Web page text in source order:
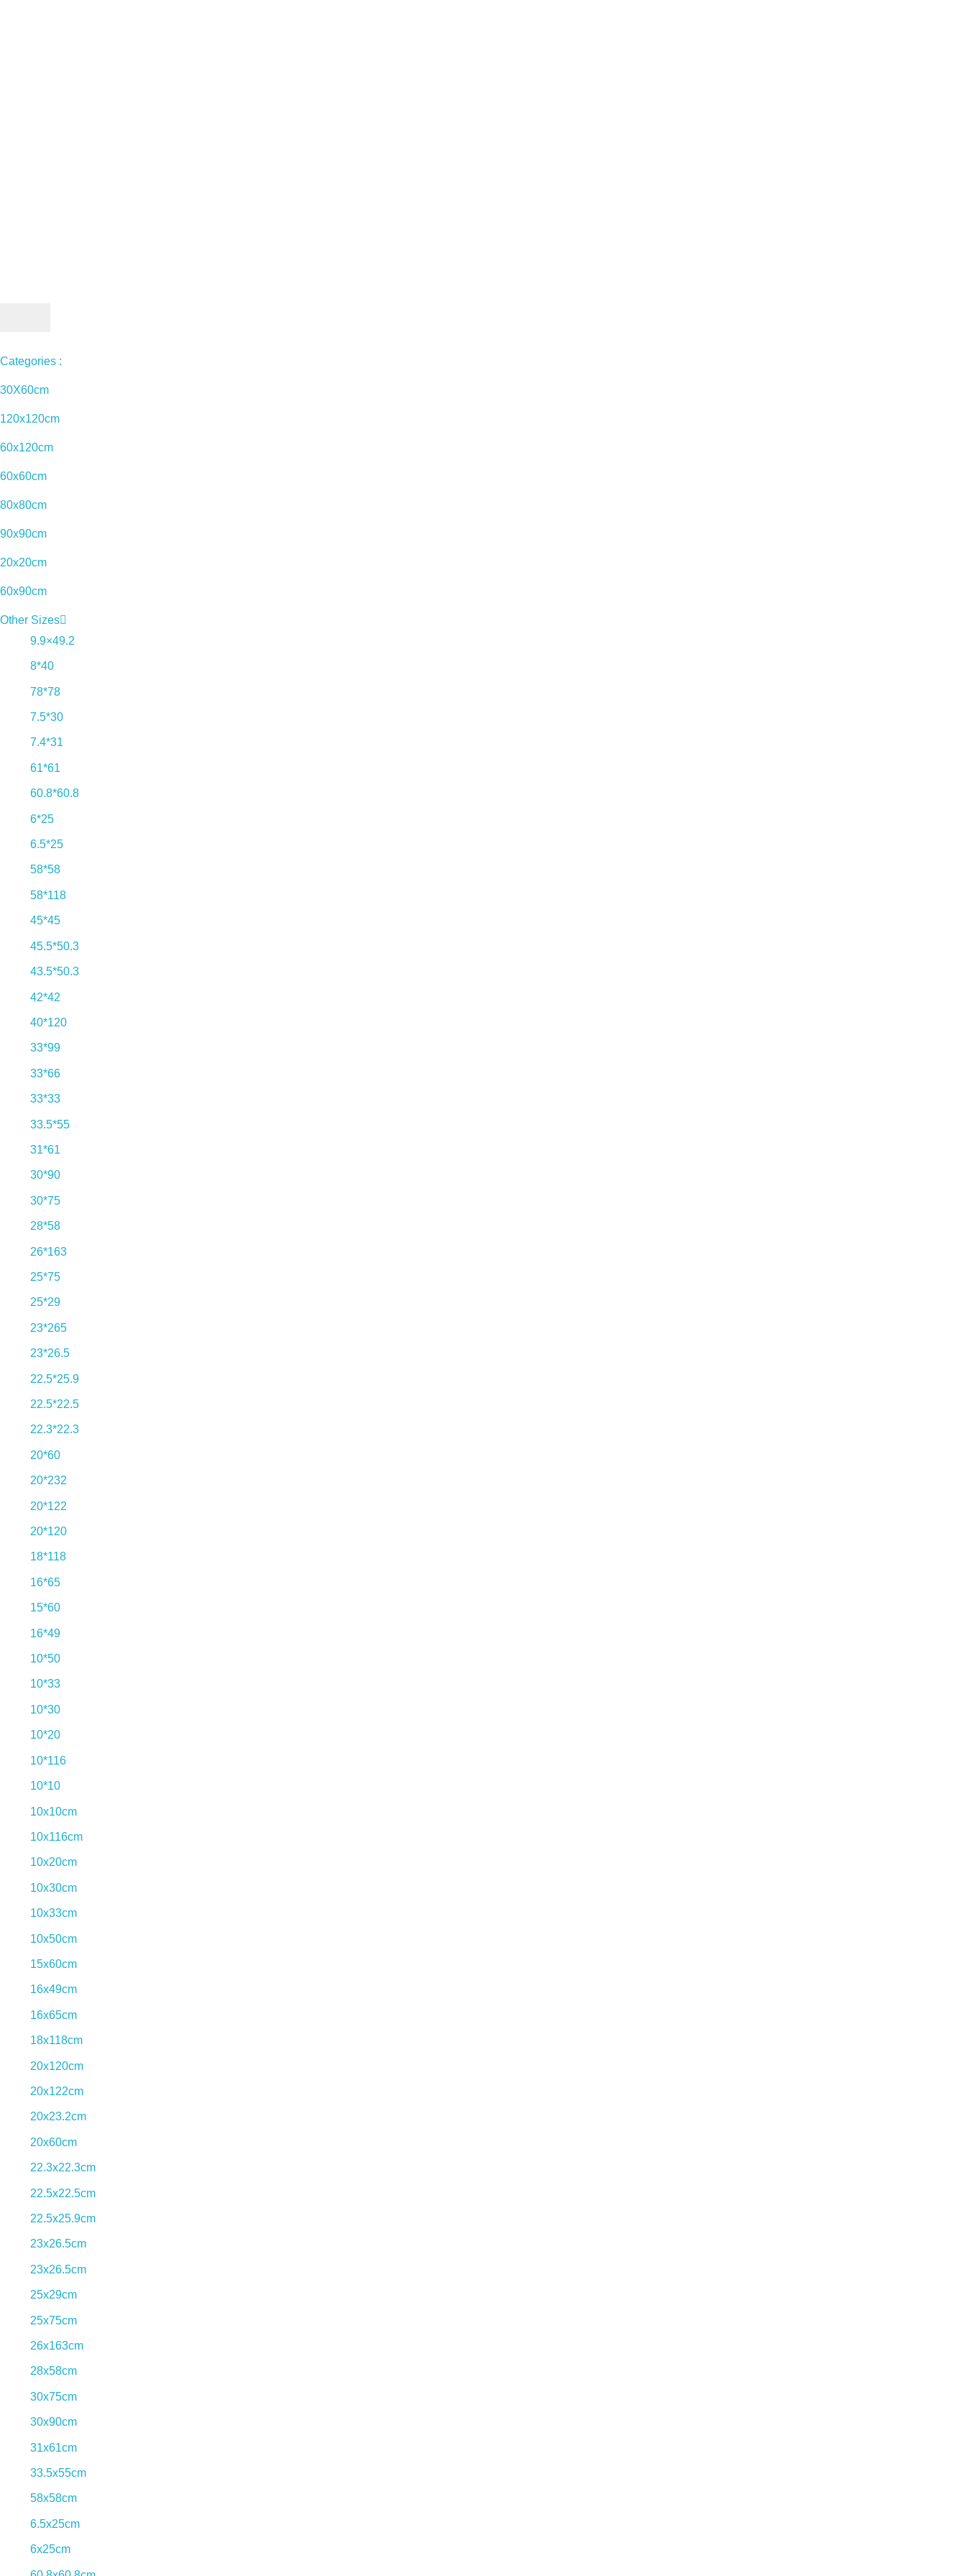
Categories :
30X60cm
120x120cm
60x120cm
60x60cm
80x80cm
90x90cm
20x20cm
60x90cm
Other Sizes
9.9×49.2
8*40
78*78
7.5*30
7.4*31
61*61
60.8*60.8
6*25
6.5*25
58*58
58*118
45*45
45.5*50.3
43.5*50.3
42*42
40*120
33*99
33*66
33*33
33.5*55
31*61
30*90
30*75
28*58
26*163
25*75
25*29
23*265
23*26.5
22.5*25.9
22.5*22.5
22.3*22.3
20*60
20*232
20*122
20*120
18*118
16*65
15*60
16*49
10*50
10*33
10*30
10*20
10*116
10*10
10x10cm
10x116cm
10x20cm
10x30cm
10x33cm
10x50cm
15x60cm
16x49cm
16x65cm
18x118cm
20x120cm
20x122cm
20x23.2cm
20x60cm
22.3x22.3cm
22.5x22.5cm
22.5x25.9cm
23x26.5cm
23x26.5cm
25x29cm
25x75cm
26x163cm
28x58cm
30x75cm
30x90cm
31x61cm
33.5x55cm
58x58cm
6.5x25cm
6x25cm